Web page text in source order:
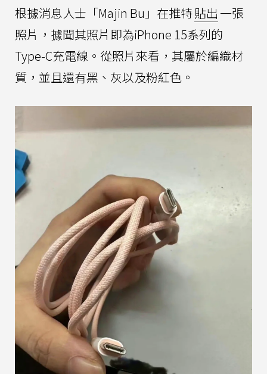
根據消息人士「Majin Bu」在推特貼出 一張
照片，據聞其照片即為iPhone 15系列的
Type-C充電線。從照片來看，其屬於編織材
質，並且還有黑、灰以及粉紅色。